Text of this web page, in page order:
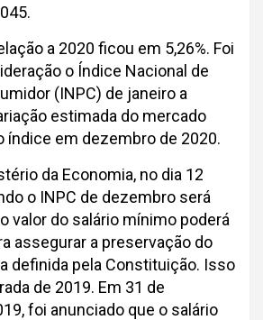
a 2020 ficou em 5,26%. Foi
o Índice Nacional de
(INPC) de janeiro a
estimada do mercado
índice em dezembro de 2020.
da Economia, no dia 12
o INPC de dezembro será
valor do salário mínimo poderá
assegurar a preservação do
definida pela Constituição. Isso
de 2019. Em 31 de
foi anunciado que o salário